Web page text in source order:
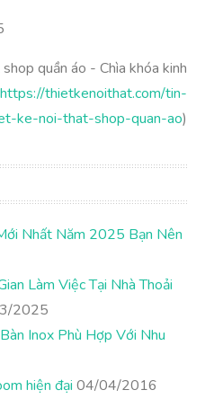
quần áo - Chìa khóa kinh
https://thietkenoithat.com/tin-
ke-noi-that-shop-quan-ao)
Nhất Năm 2025 Bạn Nên
Làm Việc Tại Nhà Thoải
2025
Inox Phù Hợp Với Nhu
hiện đại 04/04/2016